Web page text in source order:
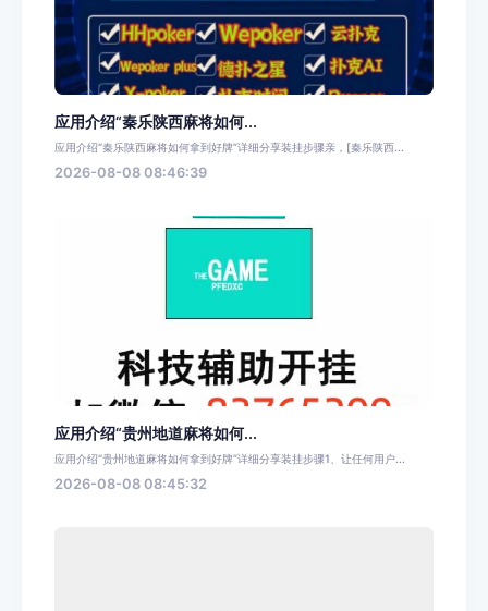
应用介绍“秦乐陕西麻将如何...
应用介绍“秦乐陕西麻将如何拿到好牌”详细分享装挂步骤亲，[秦乐陕西...
2026-08-08 08:46:39
应用介绍“贵州地道麻将如何...
应用介绍“贵州地道麻将如何拿到好牌”详细分享装挂步骤1、让任何用户...
2026-08-08 08:45:32